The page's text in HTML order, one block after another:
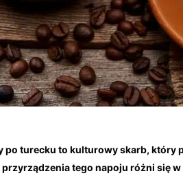
po turecku to kulturowy skarb, który
przyrządzenia tego napoju różni się